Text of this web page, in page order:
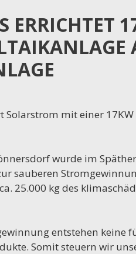
ERRICHTET
Solarstrom mit einer 17KW
wurde im
sauberen
25.000 kg des
entstehen keine
Somit steuern wir